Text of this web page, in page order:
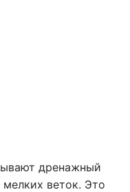
дренажный
веток. Это